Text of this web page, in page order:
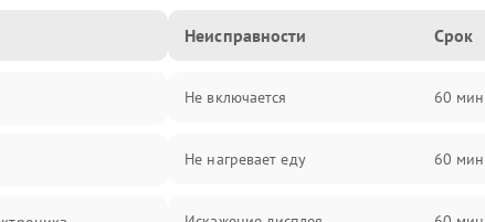
Неисправности Срок
Не включается 60 мин
Не нагревает еду 60 мин